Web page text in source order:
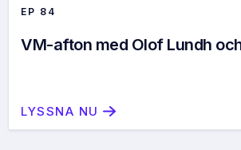
EP 84
VM-afton med Olof Lundh
LYSSNA NU